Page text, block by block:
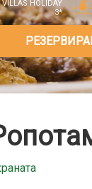
VILLAS HOLIDAY
3*